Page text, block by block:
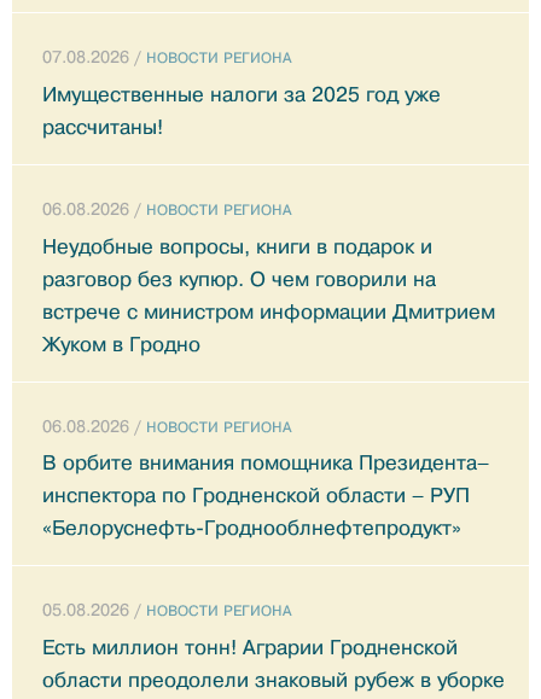
07.08.2026 / НОВОСТИ РЕГИОНА
Имущественные налоги за 2025 год уже
рассчитаны!
06.08.2026 / НОВОСТИ РЕГИОНА
Неудобные вопросы, книги в подарок и
разговор без купюр. О чем говорили на
встрече с министром информации Дмитрием
Жуком в Гродно
06.08.2026 / НОВОСТИ РЕГИОНА
В орбите внимания помощника Президента–
инспектора по Гродненской области – РУП
«Белоруснефть-Гроднооблнефтепродукт»
05.08.2026 / НОВОСТИ РЕГИОНА
Есть миллион тонн! Аграрии Гродненской
области преодолели знаковый рубеж в уборке